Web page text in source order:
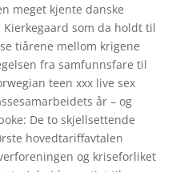
meget kjente danske
som da holdt til
tiårene mellom krigene
fra samfunnsfare til
teen xxx live sex
år – og
De to skjellsettende
hovedtariffavtalen
og kriseforliket